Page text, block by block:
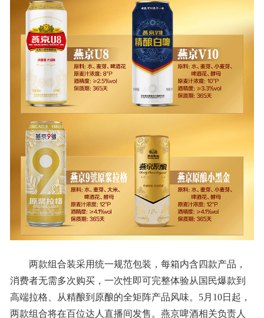
两款组合装采用统一规范包装，每箱内含四款产品，
消费者无需多次购买，一次性即可完整体验从国民爆款到
高端拉格、从精酿到原酿的全矩阵产品风味。5月10日起，
两款组合将在百位达人直播间发售。燕京啤酒相关负责人